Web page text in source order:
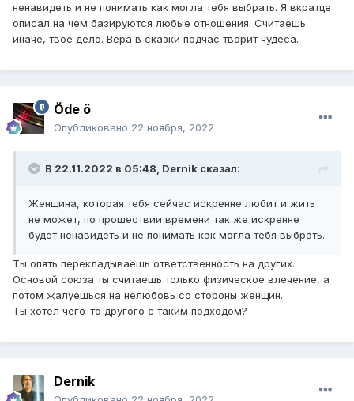
ненавидеть и не понимать как могла тебя выбрать. Я вкратце
описал на чем базируются любые отношения. Считаешь
иначе, твое дело. Вера в сказки подчас творит чудеса.
Öde ö
Опубликовано 22 ноября, 2022
В 22.11.2022 в 05:48, Dernik сказал:
Женщина, которая тебя сейчас искренне любит и жить
не может, по прошествии времени так же искренне
будет ненавидеть и не понимать как могла тебя выбрать.
Ты опять перекладываешь ответственность на других.
Основой союза ты считаешь только физическое влечение, а
потом жалуешься на нелюбовь со стороны женщин.
Ты хотел чего-то другого с таким подходом?
Dernik